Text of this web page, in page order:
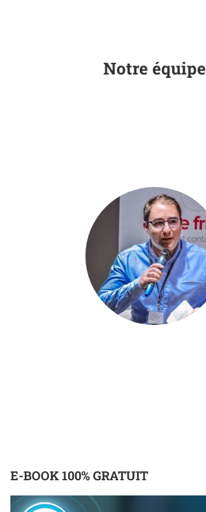
Notre équipe
E-BOOK 100% GRATUIT